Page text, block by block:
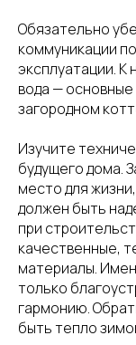
Обязательно
коммуникации
эксплуатации. К
вода —
загородном
Изучите
будущего дома.
место для
должен быть
при
качественные,
материалы.
только
гармонию.
быть тепло